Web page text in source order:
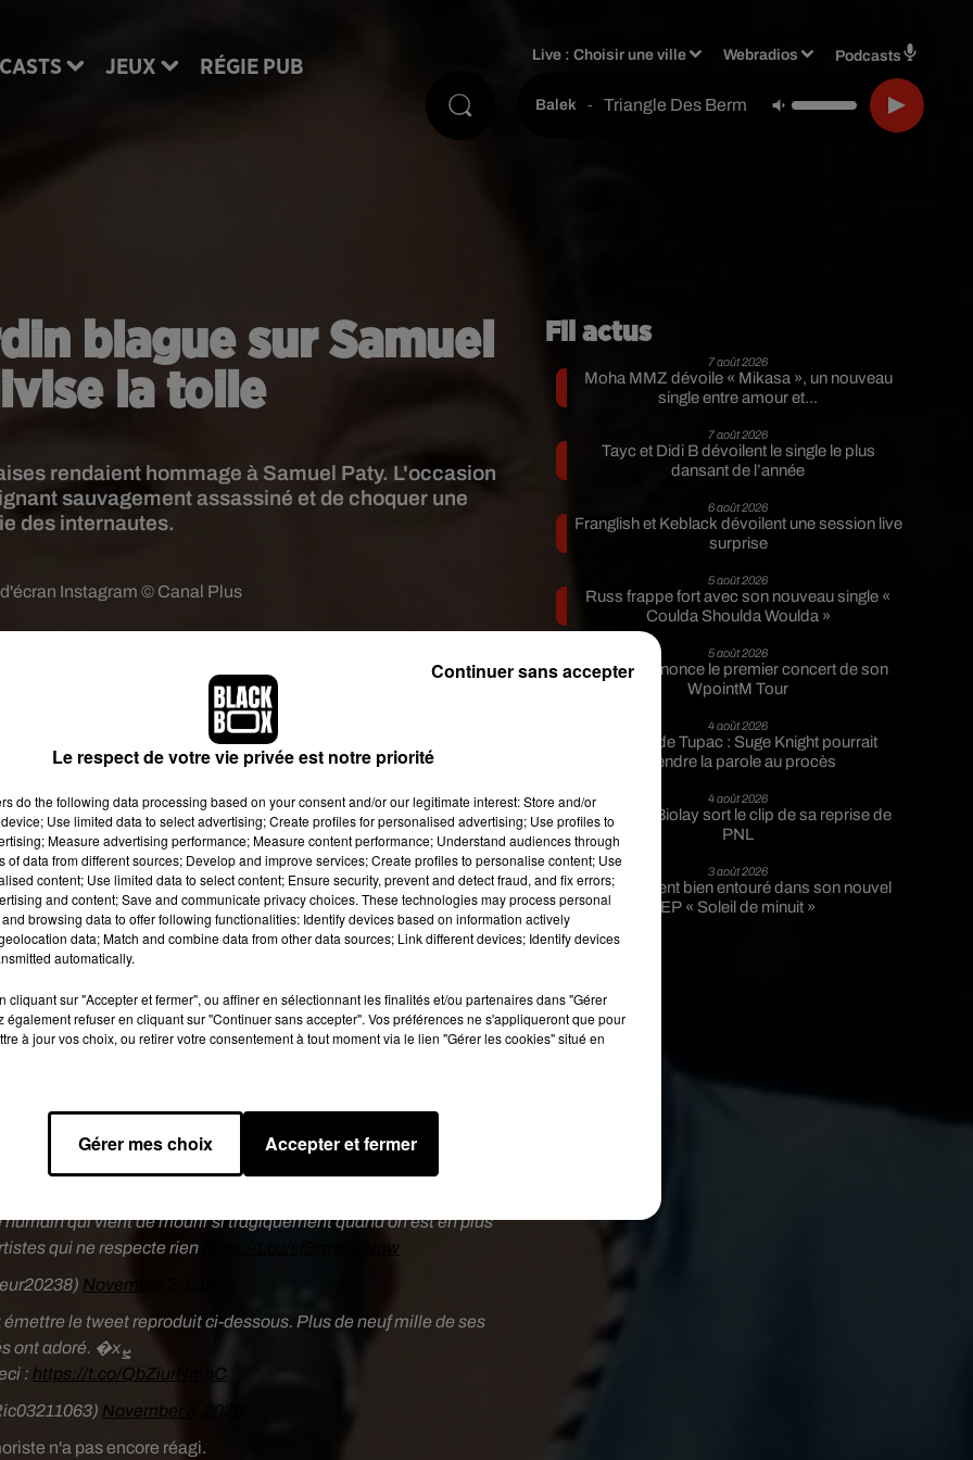
JEUX RÉGIE PUB
Live :Choisir une ville Webradios Podcasts
Balek - Triangle Des Bermudes Feat. Aya Nakamura
blague sur Samuel
la toile
rendaient hommage à Samuel Paty. L'occasion
sauvagement assassiné et de choquer une
des internautes.
Instagram © Canal Plus
sa bouche avant de parler ? Certains internautes le pensent
rendaient hommage à Samuel Paty le 2 novembre dernier, le
l'humoriste a cru bon faire une blague sur cet enseignant
étrangement à Xavier Dupont de ligonès, nan ?"
d'autres internautes ont véritablement été scandalisés
soupçonné d'avoir tué sa femme et ses enfants en 2011.
à Xavier Dupont de ligonès nan?
surLundi 2 novembre 2020
humour", "Elle n’a vraiment rien à dire cette fille. Ça me
la médiocrité", "Franchement, en temps normal, j’adore votre
Paty appréciera”, ont ainsi écrit plusieurs utilisateurs de
d’expression mais quand c’est Blanche Gardin, elle vous
dans votre connerie svp.#2poids2mesures
je l’adore cette nana :)
ce matin sur Facebook... qui fait beaucoup réagir
Gjl0hjJBsC
qui vient de mourir si tragiquement quand on est en plus
qui ne respecte rien
https://t.co/cfBmymkNnw
November 2, 2020
le tweet reproduit ci-dessous. Plus de neuf mille de ses
abonnés ont adoré. �xܨ
: https://t.co/QbZiurNmhC
November 3, 2020
n'a pas encore réagi.
Fil actus
7 août 2026
Moha MMZ dévoile « Mikasa », un nouveau
single entre amour et...
7 août 2026
Tayc et Didi B dévoilent le single le plus
dansant de l’année
6 août 2026
Franglish et Keblack dévoilent une session live
surprise
5 août 2026
Russ frappe fort avec son nouveau single «
Coulda Shoulda Woulda »
5 août 2026
Tiakola annonce le premier concert de son
WpointM Tour
4 août 2026
Meurtre de Tupac : Suge Knight pourrait
prendre la parole au procès
4 août 2026
Benjamin Biolay sort le clip de sa reprise de
PNL
3 août 2026
Rim’K revient bien entouré dans son nouvel
EP « Soleil de minuit »
Le respect de votre vie privée est notre priorité
do the following data processing based on your consent and/or our legitimate interest: Store and/or
Use limited data to select advertising; Create profiles for personalised advertising; Use profiles to
Measure advertising performance; Measure content performance; Understand audiences through
of data from different sources; Develop and improve services; Create profiles to personalise content; Use
content; Use limited data to select content; Ensure security, prevent and detect fraud, and fix errors;
and content; Save and communicate privacy choices. These technologies may process personal
browsing data to offer following functionalities: Identify devices based on information actively
data; Match and combine data from other data sources; Link different devices; Identify devices
automatically.
cliquant sur "Accepter et fermer", ou affiner en sélectionnant les finalités et/ou partenaires dans "Gérer
également refuser en cliquant sur "Continuer sans accepter". Vos préférences ne s'appliqueront que pour
à jour vos choix, ou retirer votre consentement à tout moment via le lien "Gérer les cookies" situé en
Gérer mes choix Accepter et fermer
Continuer sans accepter